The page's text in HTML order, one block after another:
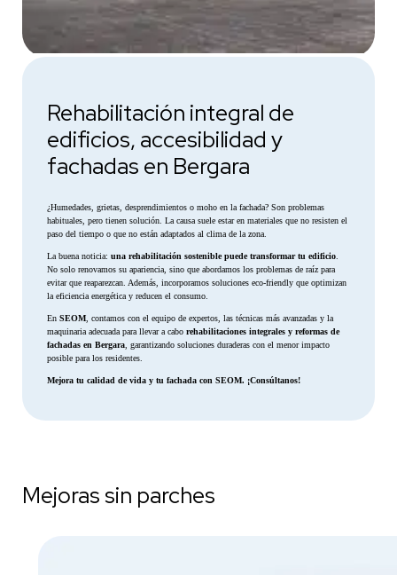
Rehabilitación integral de
edificios, accesibilidad y
fachadas en Bergara
¿Humedades, grietas, desprendimientos o moho en la fachada? Son problemas
habituales, pero tienen solución. La causa suele estar en materiales que no resisten el
paso del tiempo o que no están adaptados al clima de la zona.
La buena noticia:una rehabilitación sostenible puede transformar tu edificio
No solo renovamos su apariencia, sino que abordamos los problemas de raíz para
evitar que reaparezcan. Además, incorporamos soluciones eco-friendly que optimizan
la eficiencia energética y reducen el consumo.
EnSEOM , contamos con el equipo de expertos, las técnicas más avanzadas y la
maquinaria adecuada para llevar a caborehabilitaciones integrales y reformas de
fachadas en Bergara , garantizando soluciones duraderas con el menor impacto
posible para los residentes.
Mejora tu calidad de vida y tu fachada con SEOM. ¡Consúltanos!
Mejoras sin parches